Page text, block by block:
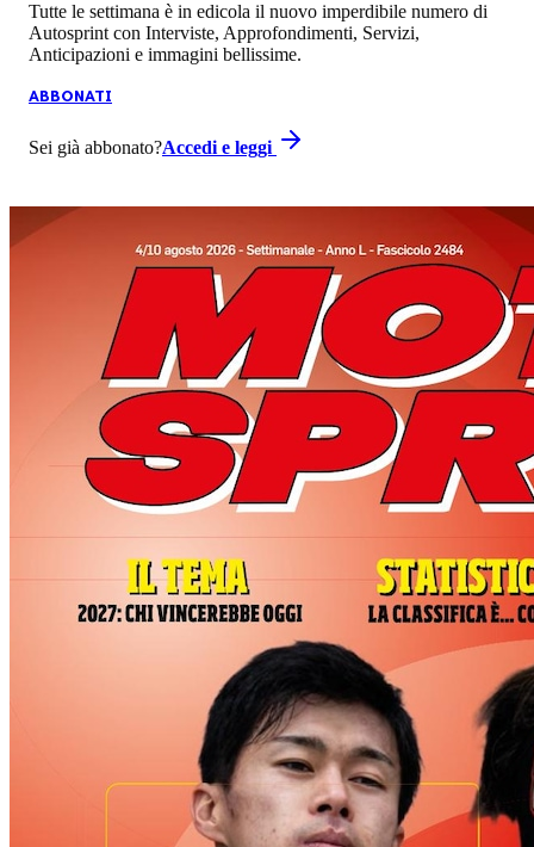
Tutte le settimana è in edicola il nuovo imperdibile numero di
Autosprint con Interviste, Approfondimenti, Servizi,
Anticipazioni e immagini bellissime.
ABBONATI
Sei già abbonato?Accedi e leggi